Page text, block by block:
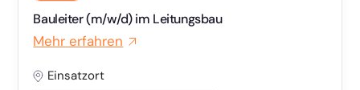
Bauleiter (m/w/d) im Leitungsbau
Mehr erfahren
Einsatzort